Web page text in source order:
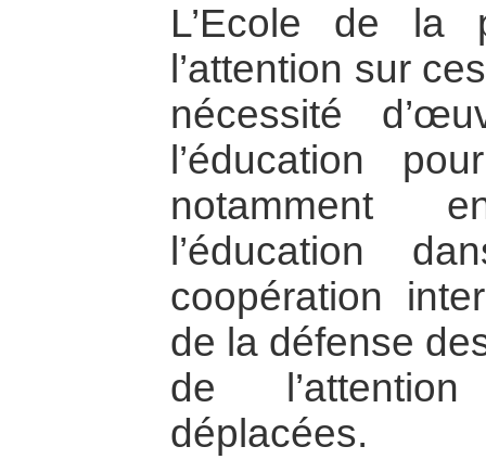
L’Ecole de la
l’attention sur
nécessité
l’éducation
notamment
l’éducation
coopération
de la défense
de
déplacées.